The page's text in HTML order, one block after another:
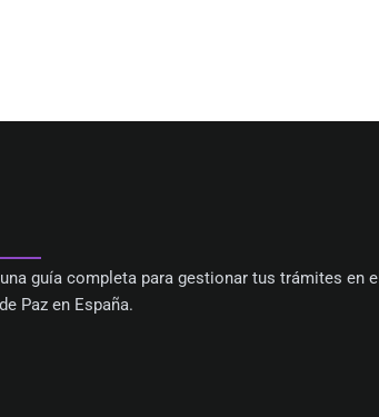
guía completa para gestionar tus trámites en el
Paz en España.